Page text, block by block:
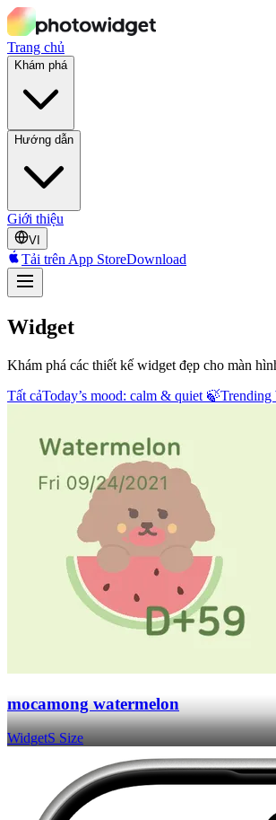
Trang chủ
Khám phá
Hướng dẫn
Giới thiệu
VI
Tải trên App StoreDownload
Widget
Khám phá các thiết kế widget đẹp cho màn
Tất cảToday’s mood: calm & quiet 🍃Trending
mocamong watermelon
WidgetS Size